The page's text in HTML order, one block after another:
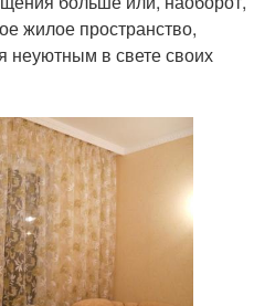
жилое пространство,
неуютным в свете своих